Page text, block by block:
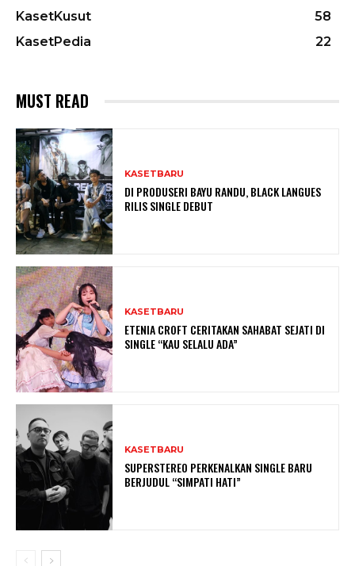
KasetKusut
58
KasetPedia
22
MUST READ
KASETBARU
DI PRODUSERI BAYU RANDU, BLACK LANGUES
RILIS SINGLE DEBUT
KASETBARU
ETENIA CROFT CERITAKAN SAHABAT SEJATI DI
SINGLE “KAU SELALU ADA”
KASETBARU
SUPERSTEREO PERKENALKAN SINGLE BARU
BERJUDUL “SIMPATI HATI”